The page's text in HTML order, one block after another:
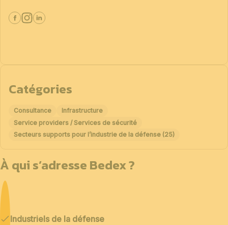
Catégories
Consultance
Infrastructure
Service providers / Services de sécurité
Secteurs supports pour l’industrie de la défense (25)
À qui s’adresse Bedex ?
Industriels de la défense